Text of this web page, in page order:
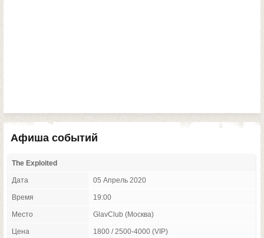
Афиша событий
The Exploited
Дата 05 Апрель 2020
Время 19:00
Место GlavClub (Москва)
Цена 1800 / 2500-4000 (VIP)